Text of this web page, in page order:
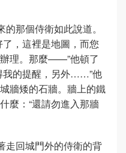
那個侍衛如此說道。
，這裡是地圖，而您
理。那麼——”他頓了
我的提醒，另外……”他
牆矮的石牆。牆上的鐵
麼：“還請勿進入那牆
走回城門外的侍衛的背